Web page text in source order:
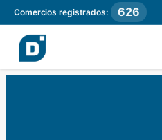
Comercios registrados: 626